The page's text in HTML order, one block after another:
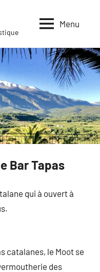
Menu
Bar Tapas
qui à ouvert à
catalanes, le Moot se
des